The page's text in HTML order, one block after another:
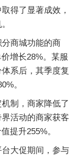
得了显著成效，
商城功能的商
增长28%。某服
系后，其季度复
。
制，商家降低了
活动的商家获客
提升255%。
大促期间，参与